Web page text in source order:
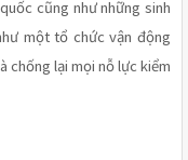
cũng như những sinh
một tổ chức vận động
chống lại mọi nỗ lực kiểm